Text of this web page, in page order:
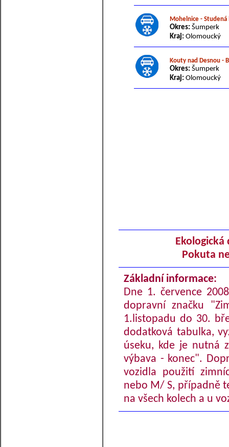
Mohelnice - Studená
Okres: Šumperk
Kraj: Olomoucký
Kouty nad Desnou -
Okres: Šumperk
Kraj: Olomoucký
Pokuta
Základní informace:
Dne 1. července
dopravní značku
1.listopadu do 30.
dodatková tabulka,
úseku, kde je nutná
výbava - konec".
vozidla použití
nebo M/ S, případně
na všech kolech a u